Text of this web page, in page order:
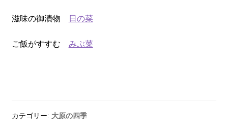
滋味の御漬物 日の菜
ご飯がすすむ みぶ菜
カテゴリー: 大原の四季